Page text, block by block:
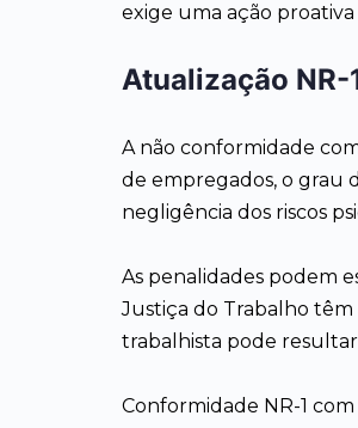
exige uma ação proativa
Atualização NR-
A não conformidade
de empregados, o grau
negligência dos riscos
As penalidades podem
Justiça do Trabalho
trabalhista pode
Conformidade NR-1 com